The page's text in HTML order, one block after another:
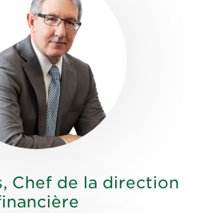
Chef de la direction